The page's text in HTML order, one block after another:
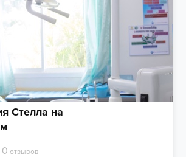
Стелла на
0 отзывов